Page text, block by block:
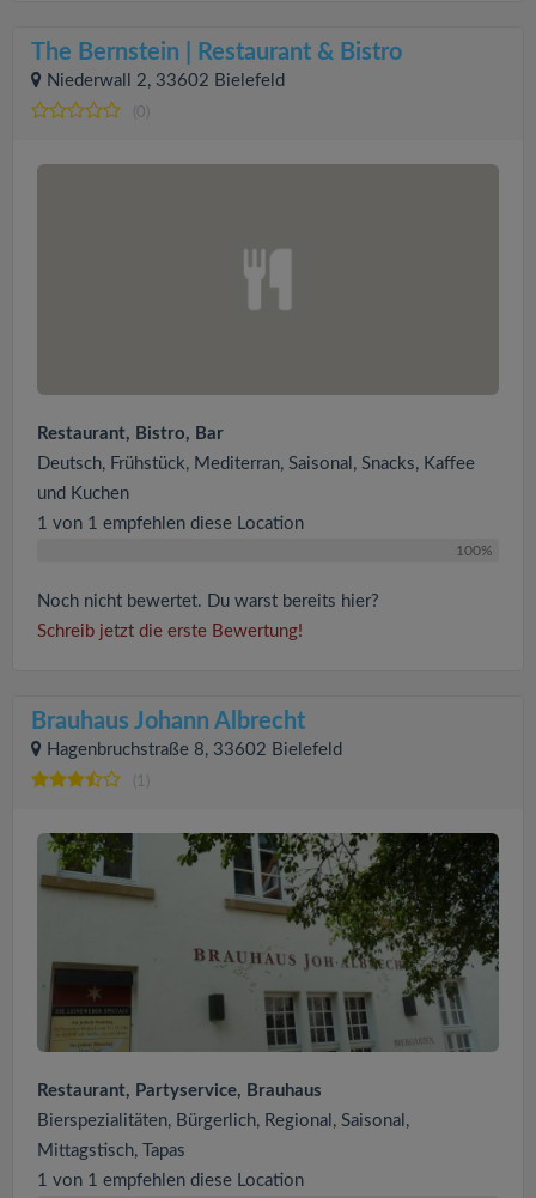
The Bernstein | Restaurant & Bistro
Niederwall 2, 33602 Bielefeld
(0)
Restaurant, Bistro, Bar
Deutsch, Frühstück, Mediterran, Saisonal, Snacks, Kaffee
und Kuchen
1 von 1 empfehlen diese Location
100%
Noch nicht bewertet. Du warst bereits hier?
Schreib jetzt die erste Bewertung!
Brauhaus Johann Albrecht
Hagenbruchstraße 8, 33602 Bielefeld
(1)
Restaurant, Partyservice, Brauhaus
Bierspezialitäten, Bürgerlich, Regional, Saisonal,
Mittagstisch, Tapas
1 von 1 empfehlen diese Location